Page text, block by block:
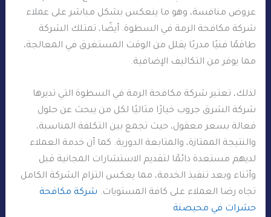
عروض منافسة، وهو ما ينعكس بشكل مباشر على عملاء
شركة مكافحة الرمة في السطوة. أيضًا، تمتلك الشركة
طاقمًا فنيًا مدربًا يقلل من الوقت المستغرق في المعالجة،
مما يوفر من التكاليف الإضافية.
لذلك، تعتبر شركة مكافحة الرمة في السطوة التي تديرها
شركة الشرق جروب خيارًا مثاليًا لكل من يبحث عن حلول
فعالة بسعر معقول، حيث تجمع بين التكلفة المناسبة،
والنتيجة الممتازة، والمتابعة الدورية. كما أن خدمة العملاء
لديهم مستعدة دائمًا لتقديم الاستشارات المجانية قبل
وأثناء وبعد تنفيذ الخدمة، مما يعكس التزام الشركة الكامل
تجاه رضا العملاء على كافة المستويات. شركة مكافحة
حشرات في محيصنة